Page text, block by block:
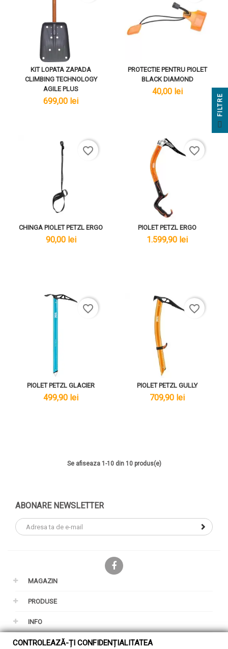
KIT LOPATA ZAPADA
CLIMBING TECHNOLOGY
AGILE PLUS
lei
699,00 lei
PROTECTIE PENTRU PIOLET
BLACK DIAMOND
lei
40,00 lei
CHINGA PIOLET PETZL ERGO
lei
90,00 lei
favorite_border
PIOLET PETZL ERGO
lei
1.599,90 lei
favorite_border
PIOLET PETZL GLACIER
lei
499,90 lei
favorite_border
PIOLET PETZL GULLY
lei
709,90 lei
favorite_border
Se afiseaza 1-10 din 10 produs(e)
ABONARE NEWSLETTER
MAGAZIN
PRODUSE
INFO
CONTUL TAU
CONTROLEAZĂ-ȚI CONFIDENȚIALITATEA
E